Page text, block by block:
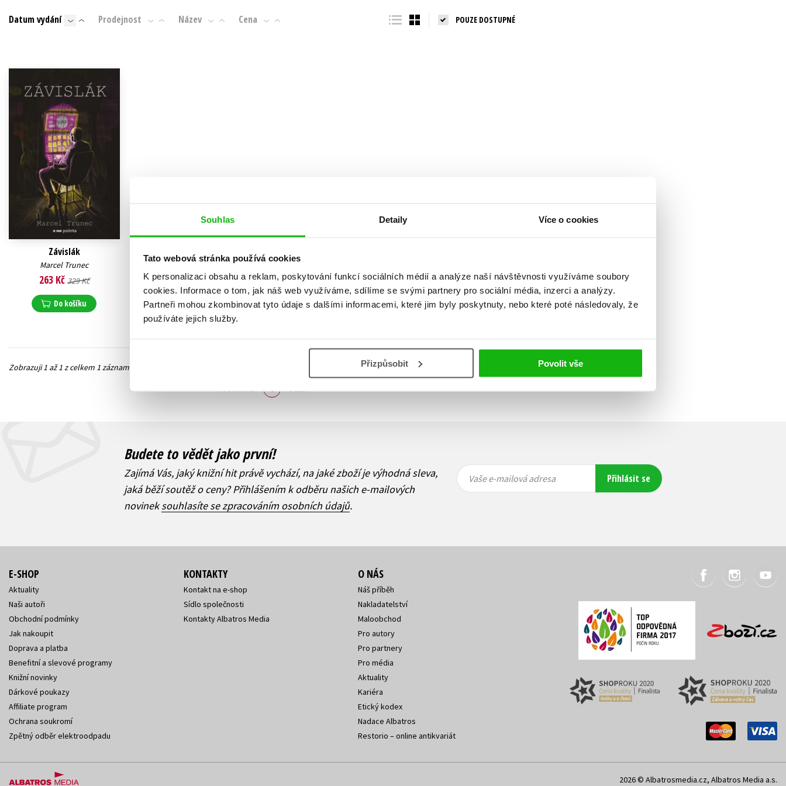
Souhlas Detaily Více o cookies
Tato webová stránka používá cookies
K personalizaci obsahu a reklam, poskytování funkcí sociálních médií a analýze naší návštěvnosti využíváme soubory
cookies. Informace o tom, jak náš web využíváme, sdílíme se svými partnery pro sociální média, inzerci a analýzy.
Partneři mohou zkombinovat tyto údaje s dalšími informacemi, které jim byly poskytnuty, nebo které poté následovaly, že
používáte jejich služby.
Přizpůsobit Povolit vše
Beletrie pro děti
Byznys a ekonomie
Jazyky
Populárně - naučné pro děti
Young adult (SK)
Datum vydání Prodejnost Název Cena POUZE DOSTUPNÉ
Závislák
Marcel Trunec
263 Kč 329 Kč
Do košíku
Zobraz záznamů
Zobrazuji 1 až 1 z celkem 1 záznamů
Předchozí 1 Další
Budete to vědět jako první!
Zajímá Vás, jaký knižní hit právě vychází, na jaké zboží je výhodná sleva,
jaká běží soutěž o ceny? Přihlášením k odběru našich e-mailových
novineksouhlasíte se zpracováním osobních údajů.
Vaše e-
mailová
Vaše e-
mailová
Vaše e-mailová adresa Přihlásit se
E-SHOP
Aktuality
Naši autoři
Obchodní podmínky
Jak nakoupit
Doprava a platba
Benefitní a slevové programy
Knižní novinky
Dárkové poukazy
Affiliate program
Ochrana soukromí
Zpětný odběr elektroodpadu
KONTAKTY
Kontakt na e-shop
Sídlo společnosti
Kontakty Albatros Media
O NÁS
Náš příběh
Nakladatelství
Maloobchod
Pro autory
Pro partnery
Pro média
Aktuality
Kariéra
Etický kodex
Nadace Albatros
Restorio – online antikvariát
2026 © Albatrosmedia.cz, Albatros Media a.s.